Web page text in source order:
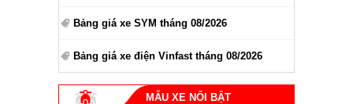
Bảng giá xe SYM tháng 08/2026
Bảng giá xe điện Vinfast tháng 08/2026
MẪU XE NỔI BẬT